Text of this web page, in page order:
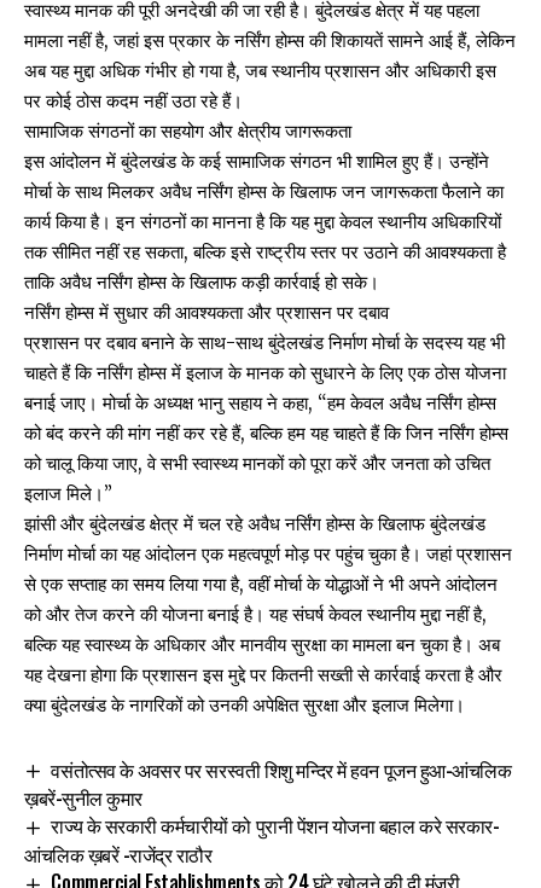
स्वास्थ्य मानक की पूरी अनदेखी की जा रही है। बुंदेलखंड क्षेत्र में यह पहला
मामला नहीं है, जहां इस प्रकार के नर्सिंग होम्स की शिकायतें सामने आई हैं, लेकिन
अब यह मुद्दा अधिक गंभीर हो गया है, जब स्थानीय प्रशासन और अधिकारी इस
पर कोई ठोस कदम नहीं उठा रहे हैं।
सामाजिक संगठनों का सहयोग और क्षेत्रीय जागरूकता
इस आंदोलन में बुंदेलखंड के कई सामाजिक संगठन भी शामिल हुए हैं। उन्होंने
मोर्चा के साथ मिलकर अवैध नर्सिंग होम्स के खिलाफ जन जागरूकता फैलाने का
कार्य किया है। इन संगठनों का मानना है कि यह मुद्दा केवल स्थानीय अधिकारियों
तक सीमित नहीं रह सकता, बल्कि इसे राष्ट्रीय स्तर पर उठाने की आवश्यकता है
ताकि अवैध नर्सिंग होम्स के खिलाफ कड़ी कार्रवाई हो सके।
नर्सिंग होम्स में सुधार की आवश्यकता और प्रशासन पर दबाव
प्रशासन पर दबाव बनाने के साथ-साथ बुंदेलखंड निर्माण मोर्चा के सदस्य यह भी
चाहते हैं कि नर्सिंग होम्स में इलाज के मानक को सुधारने के लिए एक ठोस योजना
बनाई जाए। मोर्चा के अध्यक्ष भानु सहाय ने कहा, “हम केवल अवैध नर्सिंग होम्स
को बंद करने की मांग नहीं कर रहे हैं, बल्कि हम यह चाहते हैं कि जिन नर्सिंग होम्स
को चालू किया जाए, वे सभी स्वास्थ्य मानकों को पूरा करें और जनता को उचित
इलाज मिले।”
झांसी और बुंदेलखंड क्षेत्र में चल रहे अवैध नर्सिंग होम्स के खिलाफ बुंदेलखंड
निर्माण मोर्चा का यह आंदोलन एक महत्वपूर्ण मोड़ पर पहुंच चुका है। जहां प्रशासन
से एक सप्ताह का समय लिया गया है, वहीं मोर्चा के योद्धाओं ने भी अपने आंदोलन
को और तेज करने की योजना बनाई है। यह संघर्ष केवल स्थानीय मुद्दा नहीं है,
बल्कि यह स्वास्थ्य के अधिकार और मानवीय सुरक्षा का मामला बन चुका है। अब
यह देखना होगा कि प्रशासन इस मुद्दे पर कितनी सख्ती से कार्रवाई करता है और
क्या बुंदेलखंड के नागरिकों को उनकी अपेक्षित सुरक्षा और इलाज मिलेगा।
वसंतोत्सव के अवसर पर सरस्वती शिशु मन्दिर में हवन पूजन हुआ-आंचलिक
ख़बरें-सुनील कुमार
राज्य के सरकारी कर्मचारीयों को पुरानी पेंशन योजना बहाल करे सरकार-
आंचलिक ख़बरें -राजेंद्र राठौर